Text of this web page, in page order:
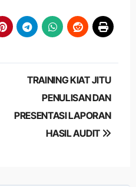
TRAINING KIAT JITU
PENULISAN DAN
PRESENTASI LAPORAN
HASIL AUDIT